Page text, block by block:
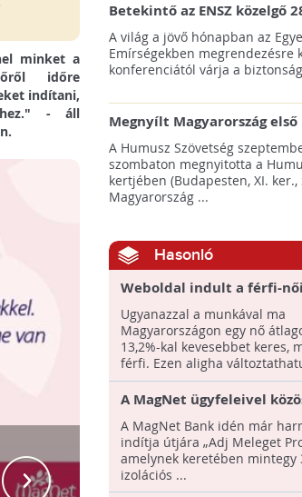
minket a
időre
indítani,
- áll
Betekintő az ENSZ közelgő
klímacsúcsába
A világ a jövő hónapban az
Emírségekben megrendezésre
konferenciától várja a
Megnyílt Magyarország
Hulladék Tanösvénye
A Humusz Szövetség
szombaton megnyitotta a
kertjében (Budapesten, XI. ker.,
Magyarország ...
Hasonló
Weboldal indult a férfi-női
bérkülönbségek
Ugyanazzal a munkával ma
Magyarországon egy nő
13,2%-kal kevesebbet keres,
férfi. Ezen aligha
A MagNet ügyfeleivel
meleget a rászoruló
hajléktalanoknak
A MagNet Bank idén már
indítja útjára „Adj Meleget
amelynek keretében mintegy
izolációs ...